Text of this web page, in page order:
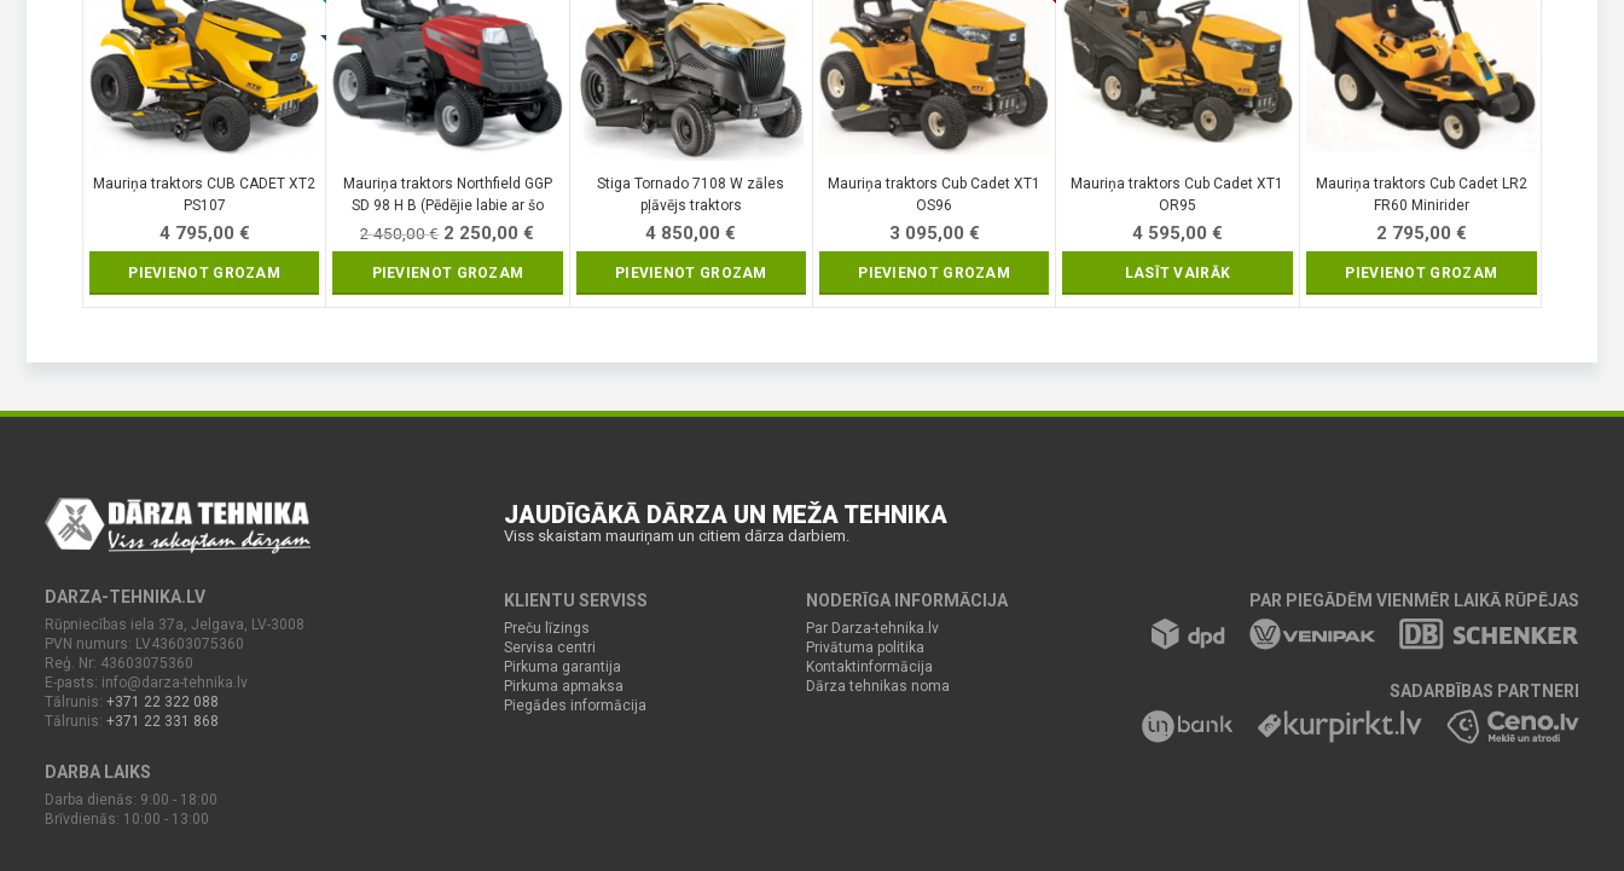
Mauriņa traktors CUB CADET XT2
PS107
4 795,00 €
PIEVIENOT GROZAM
Mauriņa traktors Northfield GGP
SD 98 H B (Pēdējie labie ar šo
dzinēju Briggs & Stratton 3125)
2 450,00€ 2 250,00€
PIEVIENOT GROZAM
Stiga Tornado 7108 W zāles
pļāvējs traktors
4 850,00€
PIEVIENOT GROZAM
Mauriņa traktors Cub Cadet XT1
OS96
3 095,00 €
PIEVIENOT GROZAM
Mauriņa traktors Cub Cadet XT1
OR95
4 595,00 €
LASĪT VAIRĀK
Mauriņa traktors Cub Cadet LR2
FR60 Minirider
2 795,00 €
PIEVIENOT GROZAM
DARZA-TEHNIKA.LV
Rūpniecības iela 37a, Jelgava, LV-3008
PVN numurs: LV43603075360
Reģ. Nr: 43603075360
E-pasts: info@darza-tehnika.lv
Tālrunis: +371 22 322 088
Tālrunis: +371 22 331 868
DARBA LAIKS
Darba dienās: 9:00 - 18:00
Brīvdienās: 10:00 - 13:00
JAUDĪGĀKĀ DĀRZA UN MEŽA TEHNIKA
Viss skaistam mauriņam un citiem dārza darbiem.
KLIENTU SERVISS
Preču līzings
Servisa centri
Pirkuma garantija
Pirkuma apmaksa
Piegādes informācija
NODERĪGA INFORMĀCIJA
Par Darza-tehnika.lv
Privātuma politika
Kontaktinformācija
Dārza tehnikas noma
PAR PIEGĀDĒM VIENMĒR LAIKĀ RŪPĒJAS
SADARBĪBAS PARTNERI